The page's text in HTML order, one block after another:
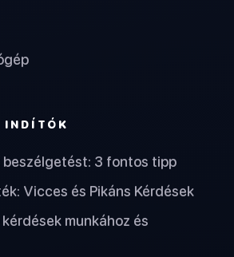
INDÍTÓK
beszélgetést: 3 fontos tipp
Vicces és Pikáns Kérdések
munkához és